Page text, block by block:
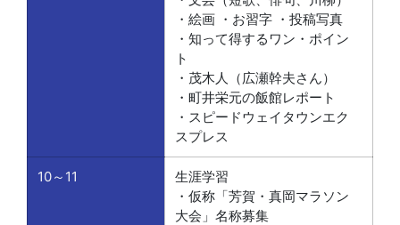
・絵画 ・お習字 ・投稿写真
・知って得するワン・ポイン
ト
・茂木人（広瀬幹夫さん）
・町井栄元の飯館レポート
・スピードウェイタウンエク
スプレス
10～11
生涯学習
・仮称「芳賀・真岡マラソン
大会」名称募集